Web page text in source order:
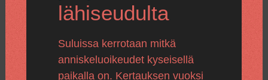
lähiseudulta
Suluissa kerrotaan mitkä
anniskeluoikeudet kyseisellä
paikalla on. Kertauksen vuoksi